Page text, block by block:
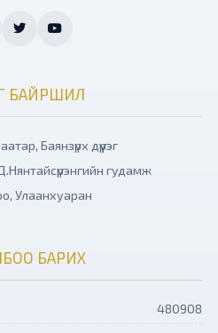
БАЙРШИЛ
Баянзүрх дүүрэг
гудамж
Улаанхуаран
БАРИХ
480908